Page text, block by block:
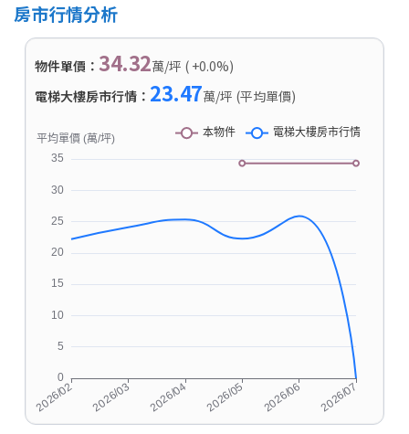
房市行情分析
物件單價： 34.32萬/坪 ( +0.0%)
電梯大樓房市行情： 23.47萬/坪 (平均單價)